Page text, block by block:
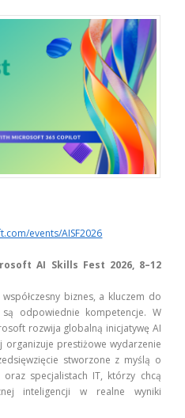
events/AISF2026
AI Skills Fest 2026, 8–12
biznes, a kluczem do
odpowiednie kompetencje. W
rozwija globalną inicjatywę AI
organizuje prestiżowe wydarzenie
stworzone z myślą o
specjalistach IT, którzy chcą
inteligencji w realne wyniki